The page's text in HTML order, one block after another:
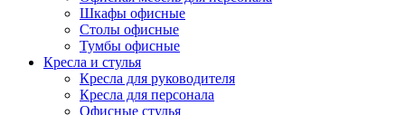
Шкафы офисные
Столы офисные
Тумбы офисные
Кресла и стулья
Кресла для руководителя
Кресла для персонала
Офисные стулья